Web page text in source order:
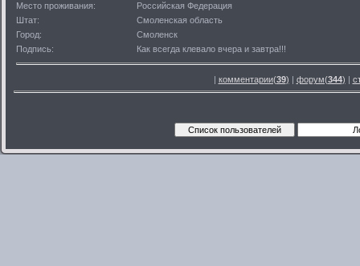
Место проживания:
Российская Федерация
Штат:
Смоленская область
Город:
Смоленск
Подпись:
Как всегда клевало вчера и завтра!!!
| комментарии(39) | форум(344) |